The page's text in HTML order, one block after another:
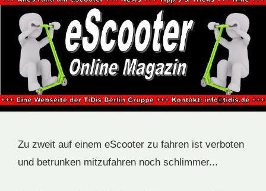
Zu zweit auf einem eScooter zu fahren ist verboten
und betrunken mitzufahren noch schlimmer...